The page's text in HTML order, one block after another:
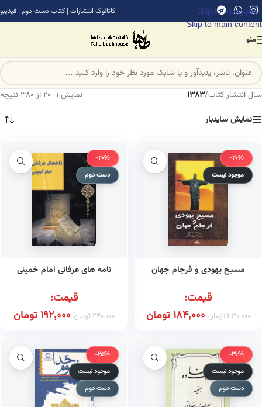
Skip to navigation
Skip to main content
کاتالوگ انتشارات | کتاب دست دوم | فیدیبو
منو
سال انتشار کتاب/
1383
نمایش 1–20 از 380 نتیجه
نمایش سایدبار
-20%
موجود نیست
مسیح یهودی و فرجام جهان
قیمت:
230,000تومان 184,000تومان
-20%
دست دوم
نامه های عرفانی امام خمینی
قیمت:
240,000تومان 192,000تومان
-30%
موجود نیست
دست دوم
-25%
موجود نیست
دست دوم